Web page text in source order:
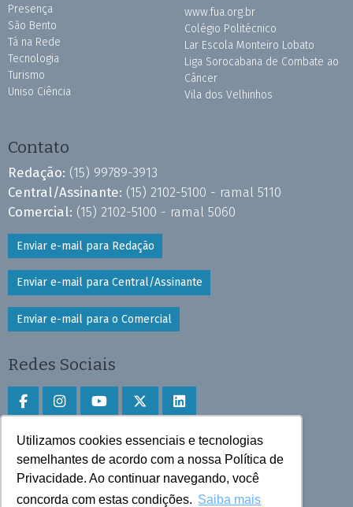
Utilizamos cookies essenciais e tecnologias
semelhantes de acordo com a nossa Política de
Privacidade. Ao continuar navegando, você
concorda com estas condições. Saiba mais
Presença
São Bento
Tá na Rede
Tecnologia
Turismo
Uniso Ciência
www.fua.org.br
Colégio Politécnico
Lar Escola Monteiro Lobato
Liga Sorocabana de Combate ao
Câncer
Vila dos Velhinhos
Contato
Redação: (15) 99789-3913
Central/Assinante: (15) 2102-5100 - ramal 5110
Comercial: (15) 2102-5100 - ramal 5060
Enviar e-mail para Redação
Enviar e-mail para Central/Assinante
Enviar e-mail para o Comercial
Redes Sociais
Faça download do aplicativo
Play Store e App Store